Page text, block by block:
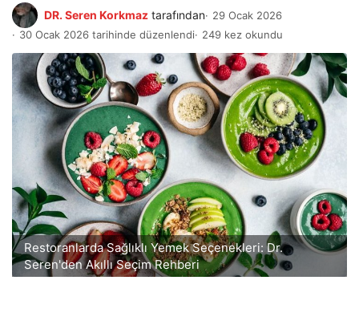
DR. Seren Korkmaz tarafından
29 Ocak 2026
30 Ocak 2026 tarihinde düzenlendi
249 kez okundu
Restoranlarda Sağlıklı Yemek Seçenekleri: Dr.
Seren'den Akıllı Seçim Rehberi